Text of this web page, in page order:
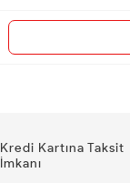
Kredi Kartına Taksit
İmkanı